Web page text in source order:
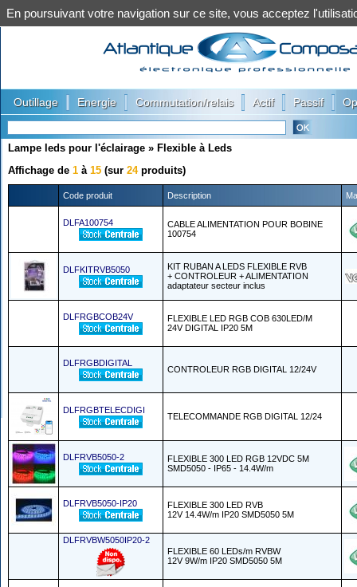
Outillage Energie Commutation/relais Actif Passif
Lampe leds pour l'éclairage » Flexible à Leds
Affichage de 1 à 15 (sur 24produits)
Code produit Description
DLFA100754
CABLE ALIMENTATION POUR BOBINE
100754
DLFKITRVB5050
KIT RUBAN A LEDS FLEXIBLE RVB
+ CONTROLEUR + ALIMENTATION
adaptateur secteur inclus
DLFRGBCOB24V
FLEXIBLE LED RGB COB 630LED/M
24V DIGITAL IP20 5M
DLFRGBDIGITAL
CONTROLEUR RGB DIGITAL 12/24V
DLFRGBTELECDIGI
TELECOMMANDE RGB DIGITAL 12/24
DLFRVB5050-2
FLEXIBLE 300 LED RGB 12VDC 5M
SMD5050 - IP65 - 14.4W/m
DLFRVB5050-IP20
FLEXIBLE 300 LED RVB
12V 14.4W/m IP20 SMD5050 5M
DLFRVBW5050IP20-2
FLEXIBLE 60 LEDs/m RVBW
12V 9W/m IP20 SMD5050 5M
En poursuivant votre navigation sur ce site, vous acceptez